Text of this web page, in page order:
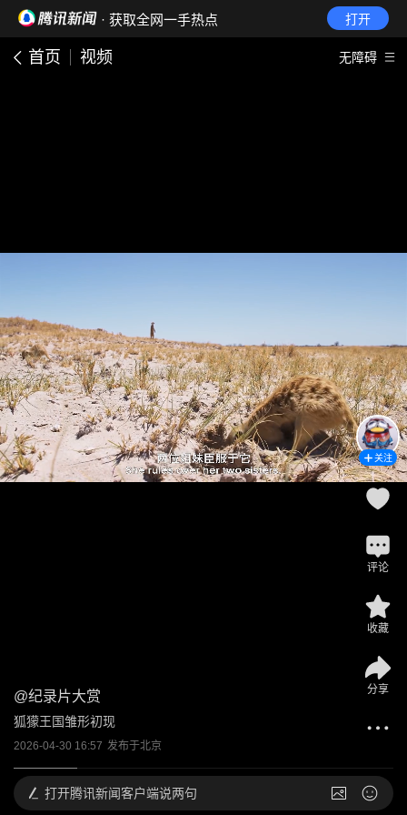
· 获取全网一手热点 打开
首页 视频 无障碍
@纪录片大赏
狐獴王国雏形初现
2026-04-30 16:57 发布于北京
关注
评论
收藏
分享
打开腾讯新闻客户端说两句